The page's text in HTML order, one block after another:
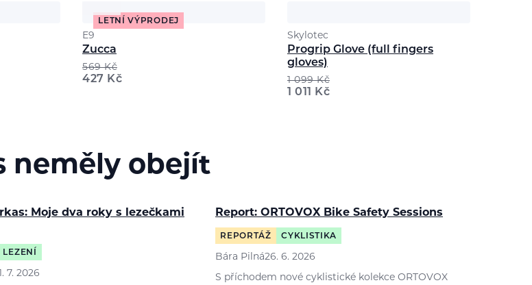
LETNÍ VÝPRODEJ
E9
Zucca
569Kč
427 Kč
Skylotec
Progrip Glove (full fingers
gloves)
1 099Kč
1 011 Kč
neměly obejít
Moje dva roky s lezečkami
LEZENÍ
7. 2026
Report: ORTOVOX Bike Safety Sessions
REPORTÁŽ CYKLISTIKA
Bára Pilná26. 6. 2026
S příchodem nové cyklistické kolekce ORTOVOX